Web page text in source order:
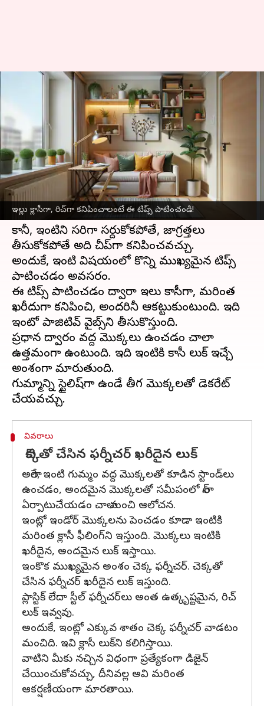
ఇల్లు క్లాసీగా, రిచ్‍గా కనిపించాలంటే ఈ టిప్స్ పాటించండి!
Home Decor Tips: ఇల్లు క్లాసీగా,
రిచ్‍గా కనిపించాలంటే ఈ టిప్స్
పాటించండి!
వ్రాసిన వారు Sirish Praharaju Dec 06, 2024 12:35 pm
ఈ వార్తాకథనం ఏంటి
ఇల్లు క్లాసీ, రిచ్ లుక్‌తో ఆకట్టుకునే విధంగా ఉండాలని
అందరూ కోరుకుంటారు.
కానీ, ఇంటిని సరిగా సర్దుకోకపోతే, జాగ్రత్తలు
తీసుకోకపోతే అది చీప్‌గా కనిపించవచ్చు.
అందుకే, ఇంటి విషయంలో కొన్ని ముఖ్యమైన టిప్స్
పాటించడం అవసరం.
ఈ టిప్స్ పాటించడం ద్వారా ఇల్లు క్లాసీగా, మరింత
ఖరీదుగా కనిపించి, అందరినీ ఆకట్టుకుంటుంది. ఇది
ఇంట్లో పాజిటివ్ వైబ్స్‌ని తీసుకొస్తుంది.
ప్రధాన ద్వారం వద్ద మొక్కలు ఉంచడం చాలా
ఉత్తమంగా ఉంటుంది. ఇది ఇంటికి క్లాసీ లుక్ ఇచ్చే
అంశంగా మారుతుంది.
గుమ్మాన్ని స్టైలిష్‌గా ఉండే తీగ మొక్కలతో డెకరేట్
వివరాలు
చెక్కతో చేసిన ఫర్నీచర్ ఖరీదైన లుక్
అలాగే, ఇంటి గుమ్మం వద్ద మొక్కలతో కూడిన స్టాండ్‌లు
ఉంచడం, అందమైన మొక్కలతో సమీపంలో లాన్
ఏర్పాటుచేయడం చాలా మంచి ఆలోచన.
ఇంట్లో ఇండోర్ మొక్కలను పెంచడం కూడా ఇంటికి
మరింత క్లాసీ ఫీలింగ్‌ని ఇస్తుంది. మొక్కలు ఇంటికి
ఖరీదైన, అందమైన లుక్ ఇస్తాయి.
ఇంకొక ముఖ్యమైన అంశం చెక్క ఫర్నీచర్. చెక్కతో
చేసిన ఫర్నీచర్ ఖరీదైన లుక్ ఇస్తుంది.
ప్లాస్టిక్ లేదా స్టీల్‌ ఫర్నీచర్‌లు అంత ఉత్కృష్టమైన, రిచ్‌
లుక్ ఇవ్వవు.
అందుకే, ఇంట్లో ఎక్కువ శాతం చెక్క ఫర్నీచర్‌ వాడటం
మంచిది. ఇవి క్లాసీ లుక్‌ని కలిగిస్తాయి.
వాటిని మీకు నచ్చిన విధంగా ప్రత్యేకంగా డిజైన్
చేయించుకోవచ్చు, దీనివల్ల అవి మరింత
ఆకర్షణీయంగా మారతాయి.